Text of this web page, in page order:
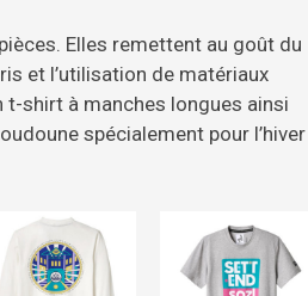
Elles remettent au goût du
et l’utilisation de matériaux
shirt à manches longues ainsi
spécialement pour l’hiver